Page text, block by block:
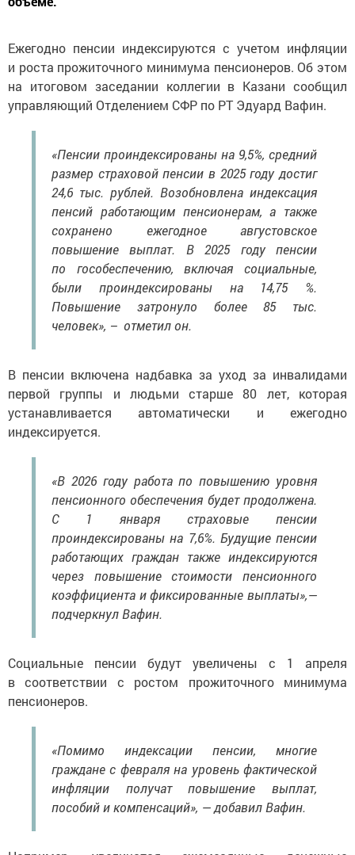
Ежегодно пенсии индексируются с учетом инфляции
и роста прожиточного минимума пенсионеров. Об этом
на итоговом заседании коллегии в Казани сообщил
управляющий Отделением СФР по РТ Эдуард Вафин.
«Пенсии проиндексированы на 9,5%, средний
размер страховой пенсии в 2025 году достиг
24,6 тыс. рублей. Возобновлена индексация
пенсий работающим пенсионерам, а также
сохранено ежегодное августовское
повышение выплат. В 2025 году пенсии
по гособеспечению, включая социальные,
были проиндексированы на 14,75 %.
Повышение затронуло более 85 тыс.
человек», – отметил он.
В пенсии включена надбавка за уход за инвалидами
первой группы и людьми старше 80 лет, которая
устанавливается автоматически и ежегодно
индексируется.
«В 2026 году работа по повышению уровня
пенсионного обеспечения будет продолжена.
С 1 января страховые пенсии
проиндексированы на 7,6%. Будущие пенсии
работающих граждан также индексируются
через повышение стоимости пенсионного
коэффициента и фиксированные выплаты»,—
подчеркнул Вафин.
Социальные пенсии будут увеличены с 1 апреля
в соответствии с ростом прожиточного минимума
пенсионеров.
«Помимо индексации пенсии, многие
граждане с февраля на уровень фактической
инфляции получат повышение выплат,
пособий и компенсаций», — добавил Вафин.